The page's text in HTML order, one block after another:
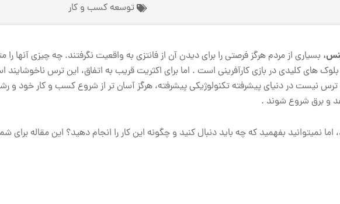
توسعه کسب و کار
بسیاری از مردم هرگز فرصتی را برای دیدن آن از فانتزی به واقعیت نگرفتند. چه چیزی آنها
های کلیدی در بازی کارآفرینی است . اما برای اکثریت قریب به اتفاق، این ترس ناخوشایند
نیست در دنیای پیشرفته تکنولوژیکی پیشرفته، هرگز آسان تر از شروع کسب و کار خود و
و برق شروع شوند .
نمیتوانید بفهمید که چه باید دنبال کنید و چگونه این کار را انجام دهید؟ این مقاله برای